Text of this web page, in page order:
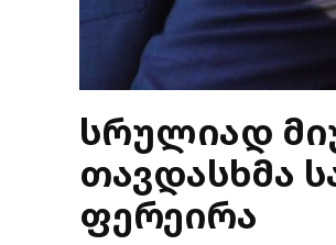
სრულიად
თავდასხმა
ფერეირა